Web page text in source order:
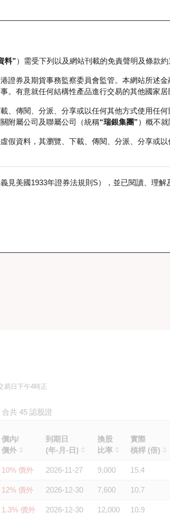
正股資料及市場統計 瑞銀輪證教室
料”）需受下列以及網站刊載的免責聲明及條款約
證券及期貨事務監察委員會監管。本網站所述金
。有意就任何結構性產品進行交易的其他國家居
、傳閱、分派、分享或以任何其他方式使用任
附屬公司及聯屬公司（統稱“瑞銀集團”）概不
假資料，其瀏覽、下載、傳閱、分派、分享或
見美國1933年證券法規則S），並已閱讀、理解
平台，使投資者能夠迅速找到所需的認股證信
的形式展示。此外，認購證搜尋功能還提供了
易日下午4時正
合共 45 認股證
價內/
價外
到期日
(年-月-日)
換股
比率
實際
槓桿 (倍)
10% 價外 2026-11-27 9,000 15.4
12% 價外 2026-12-30 7,600 10.7
1.3% 價外 2026-12-30 12,000 10.9